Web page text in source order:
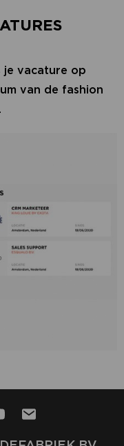
je vacature op
van de fashion